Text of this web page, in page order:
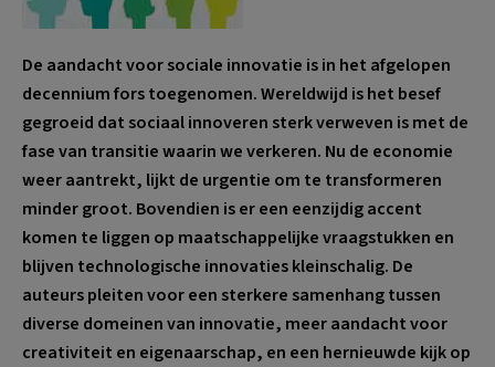
De aandacht voor sociale innovatie is in het afgelopen
decennium fors toegenomen. Wereldwijd is het besef
gegroeid dat sociaal innoveren sterk verweven is met de
fase van transitie waarin we verkeren. Nu de economie
weer aantrekt, lijkt de urgentie om te transformeren
minder groot. Bovendien is er een eenzijdig accent
komen te liggen op maatschappelijke vraagstukken en
blijven technologische innovaties kleinschalig. De
auteurs pleiten voor een sterkere samenhang tussen
diverse domeinen van innovatie, meer aandacht voor
creativiteit en eigenaarschap, en een hernieuwde kijk op